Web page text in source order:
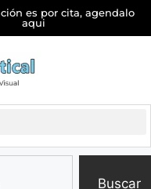
es por cita, agendalo
aqui
Buscar